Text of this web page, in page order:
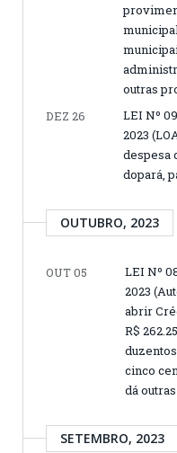
outras
DEZ 26
LEI Nº
2023
despesa
dopará,
OUTUBRO, 2023
OUT 05
LEI Nº
2023
abrir
R$
cinco
dá
SETEMBRO, 2023